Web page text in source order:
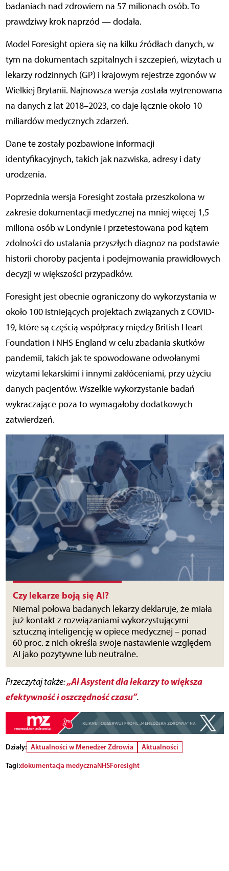
badaniach nad zdrowiem na 57 milionach osób. To
prawdziwy krok naprzód — dodała.
Model Foresight opiera się na kilku źródłach danych, w
tym na dokumentach szpitalnych i szczepień, wizytach u
lekarzy rodzinnych (GP) i krajowym rejestrze zgonów w
Wielkiej Brytanii. Najnowsza wersja została wytrenowana
na danych z lat 2018–2023, co daje łącznie około 10
miliardów medycznych zdarzeń.
Dane te zostały pozbawione informacji
identyfikacyjnych, takich jak nazwiska, adresy i daty
urodzenia.
Poprzednia wersja Foresight została przeszkolona w
zakresie dokumentacji medycznej na mniej więcej 1,5
miliona osób w Londynie i przetestowana pod kątem
zdolności do ustalania przyszłych diagnoz na podstawie
historii choroby pacjenta i podejmowania prawidłowych
decyzji w większości przypadków.
Foresight jest obecnie ograniczony do wykorzystania w
około 100 istniejących projektach związanych z COVID-
19, które są częścią współpracy między British Heart
Foundation i NHS England w celu zbadania skutków
pandemii, takich jak te spowodowane odwołanymi
wizytami lekarskimi i innymi zakłóceniami, przy użyciu
danych pacjentów. Wszelkie wykorzystanie badań
wykraczające poza to wymagałoby dodatkowych
zatwierdzeń.
Czy lekarze boją się AI?
Niemal połowa badanych lekarzy deklaruje, że miała
już kontakt z rozwiązaniami wykorzystującymi
sztuczną inteligencję w opiece medycznej – ponad
60 proc. z nich określa swoje nastawienie względem
AI jako pozytywne lub neutralne.
Przeczytaj także:„AI Asystent dla lekarzy to większa
efektywność i oszczędność czasu”.
Działy: Aktualności w Menedżer Zdrowia
Aktualności
Tagi:dokumentacja medycznaNHSForesight